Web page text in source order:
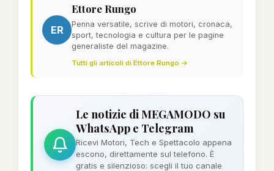
ER
Ettore Rungo
Penna versatile, scrive di motori, cronaca,
sport, tecnologia e cultura per le pagine
generaliste del magazine.
Tutti gli articoli di Ettore Rungo →
Le notizie di MEGAMODO su
WhatsApp e Telegram
Ricevi Motori, Tech e Spettacolo appena
escono, direttamente sul telefono. È
gratis e silenzioso: scegli il tuo canale